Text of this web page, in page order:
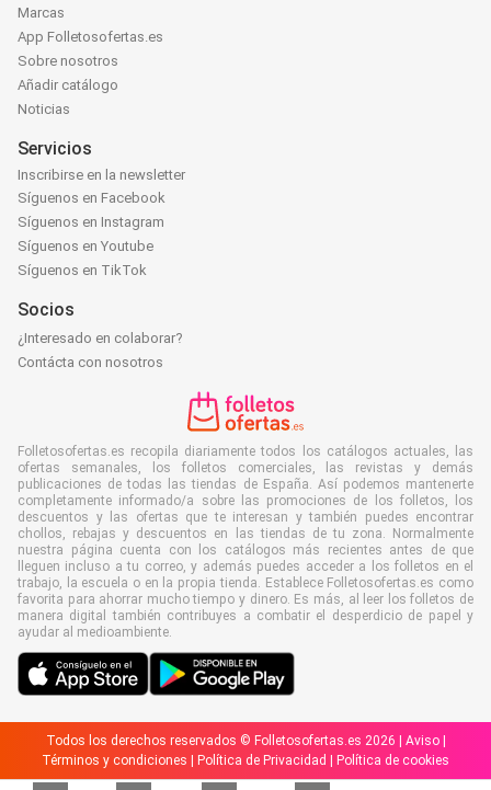
Marcas
App Folletosofertas.es
Sobre nosotros
Añadir catálogo
Noticias
Servicios
Inscribirse en la newsletter
Síguenos en Facebook
Síguenos en Instagram
Síguenos en Youtube
Síguenos en TikTok
Socios
¿Interesado en colaborar?
Contácta con nosotros
Folletosofertas.es recopila diariamente todos los catálogos actuales, las
ofertas semanales, los folletos comerciales, las revistas y demás
publicaciones de todas las tiendas de España. Así podemos mantenerte
completamente informado/a sobre las promociones de los folletos, los
descuentos y las ofertas que te interesan y también puedes encontrar
chollos, rebajas y descuentos en las tiendas de tu zona. Normalmente
nuestra página cuenta con los catálogos más recientes antes de que
lleguen incluso a tu correo, y además puedes acceder a los folletos en el
trabajo, la escuela o en la propia tienda. Establece Folletosofertas.es como
favorita para ahorrar mucho tiempo y dinero. Es más, al leer los folletos de
manera digital también contribuyes a combatir el desperdicio de papel y
ayudar al medioambiente.
Todos los derechos reservados © Folletosofertas.es 2026 | Aviso|
Términos y condiciones
Política de Privacidad Política de cookies